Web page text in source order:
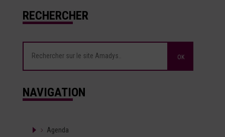
RECHERCHER
NAVIGATION
Agenda